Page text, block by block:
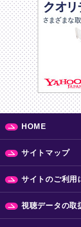
HOME
サイトマップ
サイトのご利用
視聴データの取